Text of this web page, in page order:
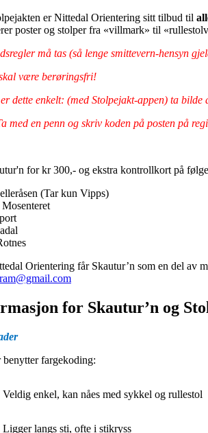
er Nittedal Orientering sitt tilbud til
poster og stolper fra «villmark» til
må tas (så lenge smittevern-hensyn
være berøringsfri!
dette enkelt: (med Stolpejakt-appen) ta bilde
med en penn og skriv koden på posten på
for kr 300,- og ekstra kontrollkort på
(Tar kun Vipps)
Orientering får Skautur’n som en del av
for Skautur’n og
benytter fargekoding:
Veldig enkel, kan nåes med sykkel og rullestol
Ligger langs sti, ofte i stikryss